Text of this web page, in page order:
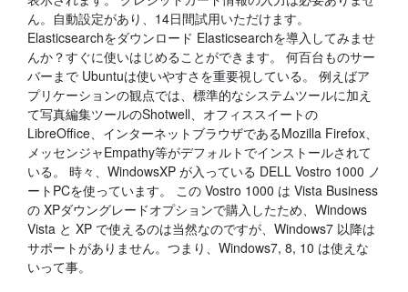
ん。自動設定があり、14日間試用いただけます。
Elasticsearchをダウンロード Elasticsearchを導入してみませ
んか？すぐに使いはじめることができます。 何百台ものサー
バーまで Ubuntuは使いやすさを重要視している。 例えばア
プリケーションの観点では、標準的なシステムツールに加え
て写真編集ツールのShotwell、オフィススイートの
LibreOffice、インターネットブラウザであるMozilla Firefox、
メッセンジャEmpathy等がデフォルトでインストールされて
いる。 時々、WindowsXP が入っている DELL Vostro 1000 ノ
ートPCを使っています。 この Vostro 1000 は Vista Business
の XPダウングレードオプションで購入したため、Windows
Vista と XP で使えるのは当然なのですが、Windows7 以降は
サポートがありません。つまり、Windows7, 8, 10 は使えな
いって事。